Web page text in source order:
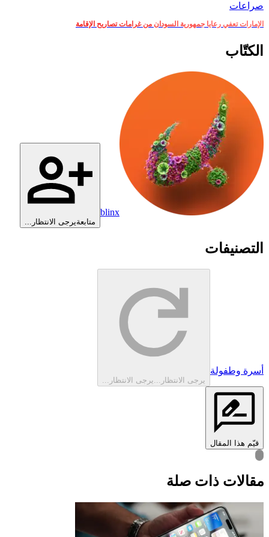
صراعات‎
الإمارات تعفي رعايا جمهورية السودان من غرامات تصاريح الإقامة
الكتّاب
blinx
متابعةيرجى الانتظار...
التصنيفات
أسرة وطفولة
يرجى الانتظار... يرجى الانتظار...
قيّم هذا المقال
مقالات ذات صلة